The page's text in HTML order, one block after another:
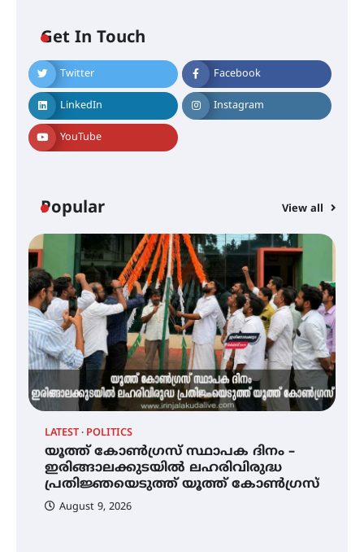
Get In Touch
Twitter Facebook
LinkedIn Instagram
YouTube
Popular View all
LATEST POLITICS
യൂത്ത് കോൺഗ്രസ്‌ സ്ഥാപക ദിനം –
ഇരിങ്ങാലക്കുടയിൽ ലഹരിവിരുദ്ധ
പ്രതിജ്ഞയെടുത്ത് യൂത്ത് കോൺഗ്രസ്
August 9, 2026
സാംസ്കാരികപ്പൊലിമയോടെ
സമാപനം
എ.കെ.സി.സി.യുടെ സൗജന്യ
ആയുർവേദ മെഡിക്കൽ ക്യാമ്പ്
തിരനോട്ടം ‘അരങ്ങ് 2026’ ഉണർന്നു
ഐ.ടി.യു. ബാങ്കിലെ
നിക്ഷേപകർക്ക് പണം തിരികെ
ലഭ്യമാക്കാൻ കേന്ദ്ര-കേരള
സർക്കാരുകൾ അടിയന്തരമായി
ഇടപെടണമെന്ന് ഐ.ടി.യു. ബാങ്ക്
നിക്ഷേപക സംരക്ഷണ സമിതി
യൂത്ത് കോൺഗ്രസ്‌ സ്ഥാപക ദിനം
– ഇരിങ്ങാലക്കുടയിൽ
ലഹരിവിരുദ്ധ പ്രതിജ്ഞയെടുത്ത്
യൂത്ത് കോൺഗ്രസ്